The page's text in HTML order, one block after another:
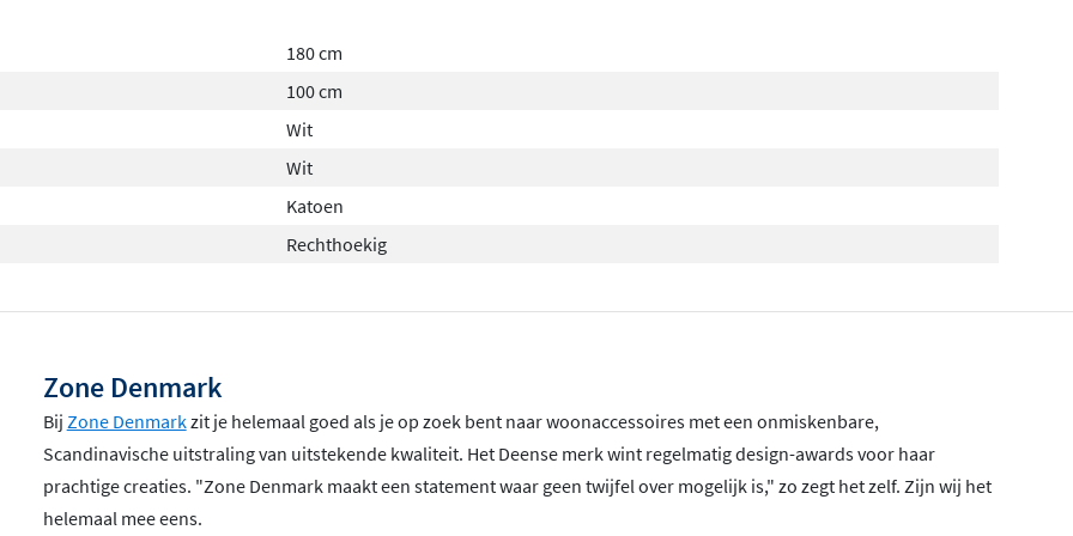
van 180 x 100 cm,
die perfect
uit en passen
ook bekend om
wasbestendig en behouden
je in een product
aan een duurzamere
180 cm
100 cm
Wit
Wit
Katoen
Rechthoekig
Zone Denmark
Bij Zone Denmarkzit je helemaal goed als je op zoek bent naar woonaccessoires met een onmiskenbare,
Scandinavische uitstraling van uitstekende kwaliteit. Het Deense merk wint regelmatig design-awards voor haar
prachtige creaties. "Zone Denmark maakt een statement waar geen twijfel over mogelijk is," zo zegt het zelf. Zijn wij het
helemaal mee eens.